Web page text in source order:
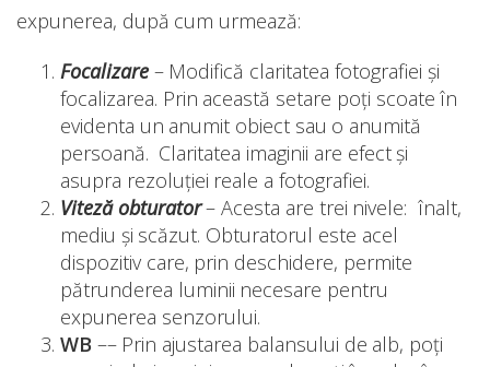
expunerea, după cum urmează:
Focalizare– Modifică claritatea fotografiei și
focalizarea. Prin această setare poți scoate în
evidenta un anumit obiect sau o anumită
persoană. Claritatea imaginii are efect și
asupra rezoluției reale a fotografiei.
Viteză obturator– Acesta are trei nivele: înalt,
mediu și scăzut. Obturatorul este acel
dispozitiv care, prin deschidere, permite
pătrunderea luminii necesare pentru
expunerea senzorului.
WB –– Prin ajustarea balansului de alb, poți